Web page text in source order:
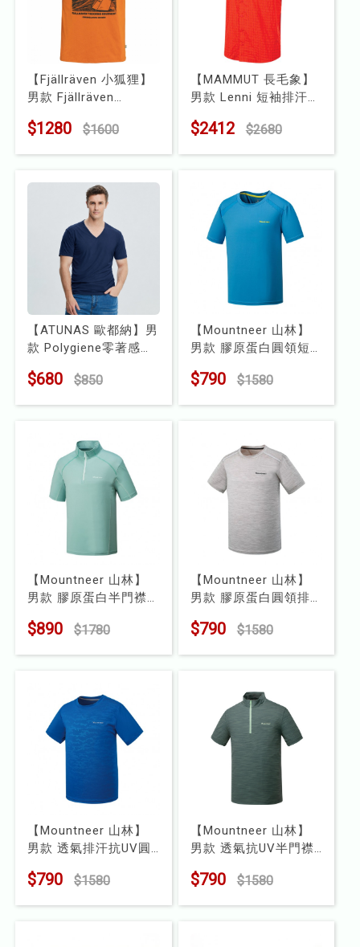
挖寶區
⭐長毛象-過季出清75折⭐
【Fjällräven 小狐狸】
男款 Fjällräven
(FR86976)
$1280 $1600
【MAMMUT 長毛象】
男款 Lenni 短袖排汗襯
型號 : 1015-00300
$2412 $2680
【ATUNAS 歐都納】男
款 Polygiene零著感抑
(A1UCCC02M)
$680 $850
【Mountneer 山林】
男款 膠原蛋白圓領短
型號 : 41P39
$790 $1580
【Mountneer 山林】
男款 膠原蛋白半門襟
型號 : 41P37
$890 $1780
【Mountneer 山林】
男款 膠原蛋白圓領排
型號 : 51P07
$790 $1580
【Mountneer 山林】
男款 透氣排汗抗UV圓
型號 : 51P11
$790 $1580
【Mountneer 山林】
男款 透氣抗UV半門襟
型號 : 51P77
$790 $1580